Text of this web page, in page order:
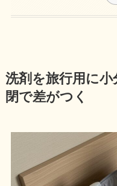
洗剤を旅行用に
閉で差がつく